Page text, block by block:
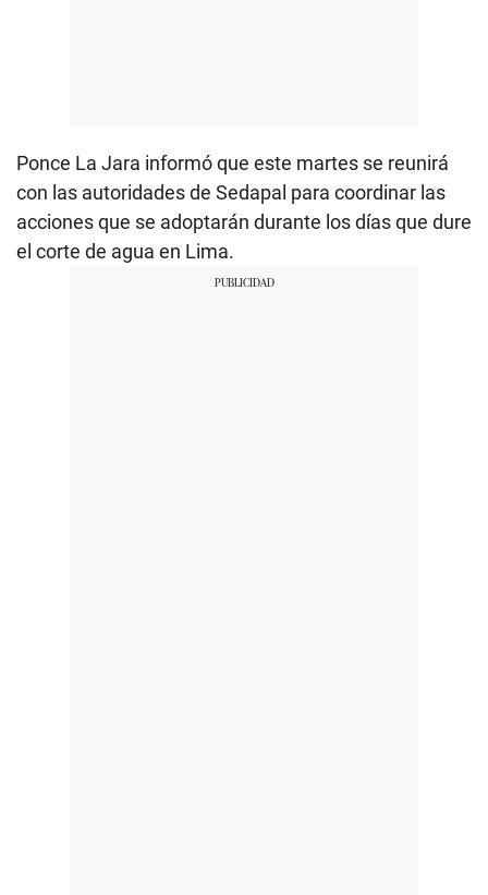
Ponce La Jara informó que este martes se reunirá
con las autoridades de Sedapal para coordinar las
acciones que se adoptarán durante los días que dure
el corte de agua en Lima.